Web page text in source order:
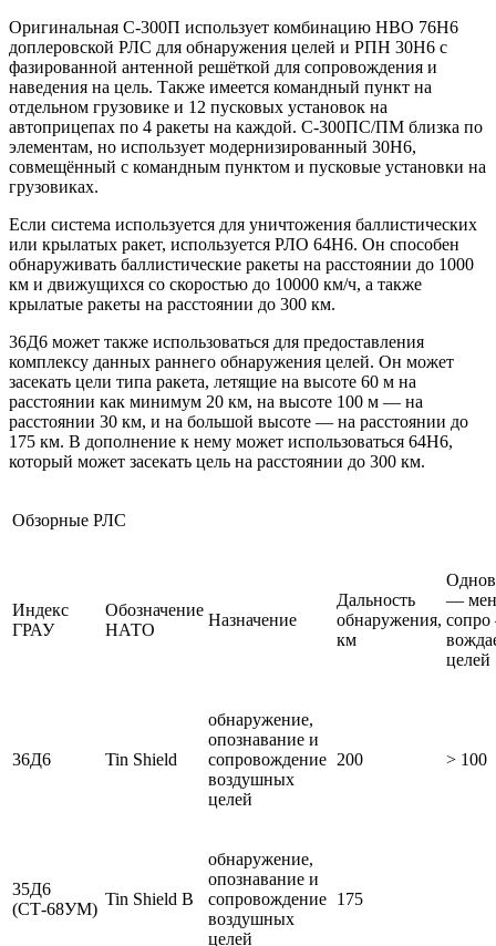
Оригинальная С-300П использует комбинацию НВО 76Н6
доплеровской РЛС для обнаружения целей и РПН 30Н6 с
фазированной антенной решёткой для сопровождения и
наведения на цель. Также имеется командный пункт на
отдельном грузовике и 12 пусковых установок на
автоприцепах по 4 ракеты на каждой. С-300ПС/ПМ близка по
элементам, но использует модернизированный 30Н6,
совмещённый с командным пунктом и пусковые установки на
грузовиках.
Если система используется для уничтожения баллистических
или крылатых ракет, используется РЛО 64Н6. Он способен
обнаруживать баллистические ракеты на расстоянии до 1000
км и движущихся со скоростью до 10000 км/ч, а также
крылатые ракеты на расстоянии до 300 км.
36Д6 может также использоваться для предоставления
комплексу данных раннего обнаружения целей. Он может
засекать цели типа ракета, летящие на высоте 60 м на
расстоянии как минимум 20 км, на высоте 100 м — на
расстоянии 30 км, и на большой высоте — на расстоянии до
175 км. В дополнение к нему может использоваться 64Н6,
который может засекать цель на расстоянии до 300 км.
Обзорные РЛС
Индекс
ГРАУ
Обозначение
НАТО
Назначение
Дальность
обнаружения,
км
—
целей
36Д6 Tin Shield
обнаружение,
опознавание и
сопровождение
воздушных
целей
200 > 100
35Д6
(СТ-68УМ)
Tin Shield B
обнаружение,
опознавание и
сопровождение
воздушных
целей
175